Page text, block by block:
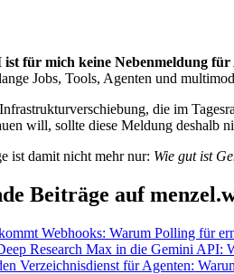
für mich keine Nebenmeldung
Jobs, Tools, Agenten und
die im
will, sollte diese Meldung deshalb
ist damit nicht mehr nur: Wie gut ist
Beiträge auf
Webhooks: Warum Polling für
Research Max in die Gemini API:
Verzeichnisdienst für Agenten: